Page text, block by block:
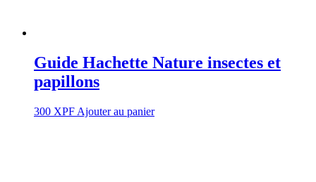
Guide Hachette Nature insectes et
papillons
300 XPF Ajouter au panier